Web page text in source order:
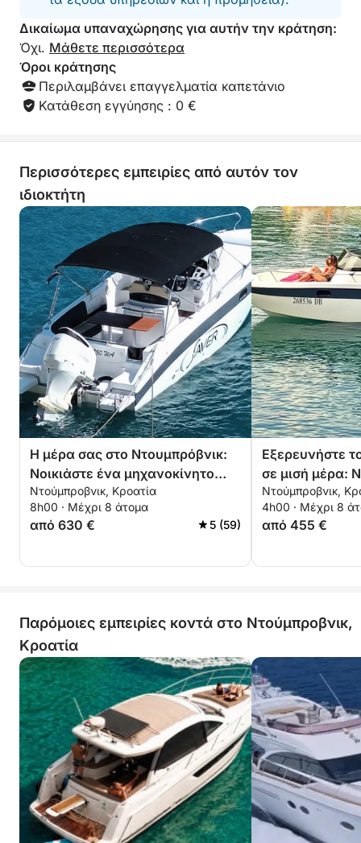
Δικαίωμα υπαναχώρησης για αυτήν την κράτηση:
Όχι. Μάθετε περισσότερα
Όροι κράτησης
Περιλαμβάνει επαγγελματία καπετάνιο
Κατάθεση εγγύησης : 0 €
Περισσότερες εμπειρίες από αυτόν τον
ιδιοκτήτη
Η μέρα σας στο Ντουμπρόβνικ:
Νοικιάστε ένα μηχανοκίνητο
σκάφος για μια ολόκληρη μέρα
εξερεύνησης
Ντούμπροβνικ, Κροατία
8h00 · Μέχρι 8 άτομα
από 630 € 5 (59)
Εξερευνήστε
σε μισή μέρα:
μηχανοκίνητο
ώρες
Ντούμπροβνικ,
4h00 · Μέχρι 8
από 455 €
Παρόμοιες εμπειρίες κοντά στο Ντούμπροβνικ,
Κροατία